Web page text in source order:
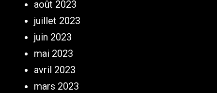
août 2023
juillet 2023
juin 2023
mai 2023
avril 2023
mars 2023